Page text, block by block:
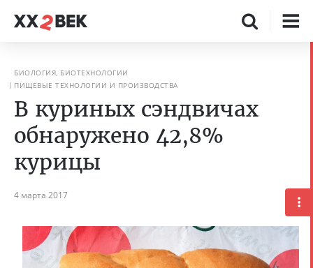
БИОЛОГИЯ, БИОТЕХНОЛОГИИ
ПИЩЕВЫЕ ТЕХНОЛОГИИ И ПРОИЗВОДСТВА
В куриных сэндвичах
обнаружено 42,8%
курицы
4 марта 2017